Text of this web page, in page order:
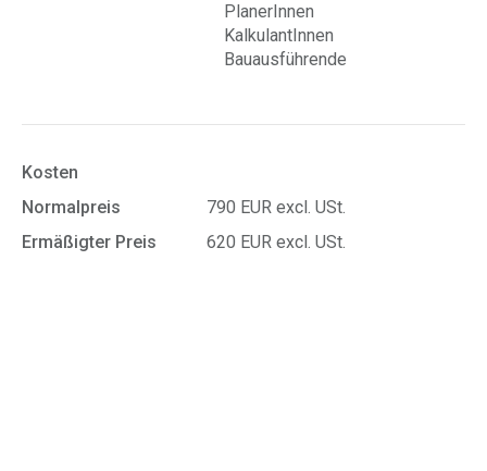
PlanerInnen
KalkulantInnen
Bauausführende
Kosten
Normalpreis
790 EUR excl. USt.
Ermäßigter Preis
620 EUR excl. USt.